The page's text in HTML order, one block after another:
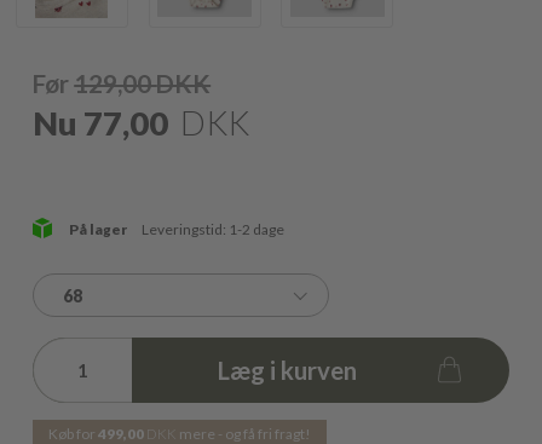
Før129,00DKK
Nu 77,00 DKK
På lager Leveringstid: 1-2 dage
68
Læg i kurven
Køb for499,00 DKK mere - og få fri fragt!